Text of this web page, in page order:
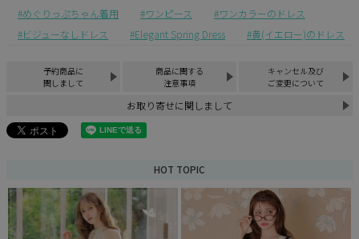
めぐりっぷちゃん着用
ワンピース
ワンカラーのドレス
ビジューなしドレス
Elegant Spring Dress 黄(イエロー)のドレス
予約商品に
関しまして
商品に関する
注意事項
キャンセル及び
ご変更について
お取り寄せに関しまして
HOT TOPIC